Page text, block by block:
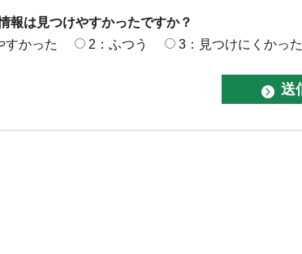
報は見つけやすかったですか？
すかった
2：ふつう 3：見つけにくかった